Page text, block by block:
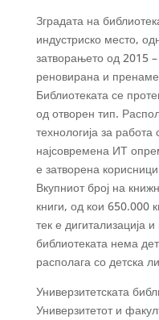
Зградата на
индустриско место,
затворањето од 2015
реновирана и
Библиотеката се
од отворен тип.
технологија за
најсовремена ИТ
е затворена
Вкупниот број на
книги, од кои 650.000
тек е дигитализација
библиотеката нема
располага со детска
Универзитетската
Универзитетот и